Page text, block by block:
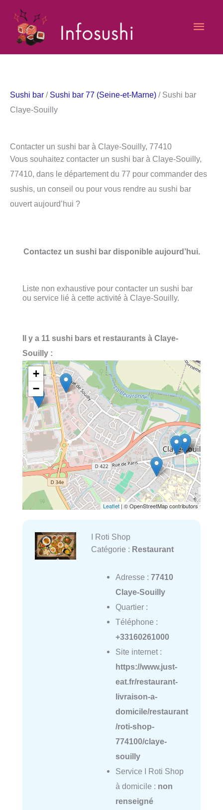
contenu
Sushi bar / Sushi bar 77 (Seine-et-Marne) / Sushi bar
Claye-Souilly
Contacter un sushi bar à Claye-Souilly, 77410
Vous souhaitez contacter un sushi bar à Claye-Souilly,
77410, dans le département du 77 pour commander des
sushis, un conseil ou pour vous rendre au sushi bar
ouvert aujourd’hui ?
Contactez un sushi bar disponible aujourd’hui.
Liste non exhaustive pour contacter un sushi bar
ou service lié à cette activité à Claye-Souilly.
Il y a 11 sushi bars et restaurants à Claye-
Souilly :
+
−
Leaflet| © OpenStreetMap contributors
I Roti Shop
Catégorie : Restaurant
Adresse : 77410
Claye-Souilly
Quartier :
Téléphone :
+33160261000
Site internet :
https://www.just-
eat.fr/restaurant-
livraison-a-
domicile/restaurant
/roti-shop-
774100/claye-
souilly
Service I Roti Shop
à domicile : non
renseigné